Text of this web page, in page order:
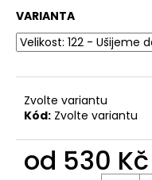
VARIANTA
Zvolte variantu
Kód: Zvolte variantu
od 530 Kč
D
o
p
u